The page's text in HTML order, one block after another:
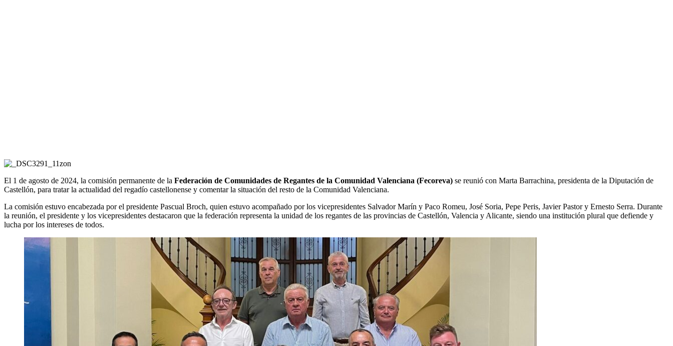
El 1 de agosto de 2024, la comisión permanente de la Federación de Comunidades de Regantes de la Comunidad Valenciana (Fecoreva) se reunió con Marta Barrachina, presidenta de la Diputación de
Castellón, para tratar la actualidad del regadío castellonense y comentar la situación del resto de la Comunidad Valenciana.
La comisión estuvo encabezada por el presidente Pascual Broch, quien estuvo acompañado por los vicepresidentes Salvador Marín y Paco Romeu, José Soria, Pepe Peris, Javier Pastor y Ernesto Serra. Durante
la reunión, el presidente y los vicepresidentes destacaron que la federación representa la unidad de los regantes de las provincias de Castellón, Valencia y Alicante, siendo una institución plural que defiende y
lucha por los intereses de todos.